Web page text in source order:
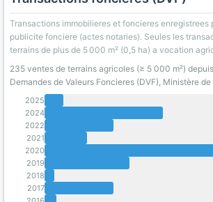
Transactions immobilieres et foncieres enregistrees
publicite fonciere (actes notaries). Seules les
terrains de plus de 5 000 m² (0,5 ha) a vocation
235 ventes de terrains agricoles (≥ 5 000 m²)
Demandes de Valeurs Foncieres (DVF), Ministère
2025
2024
2022
2021
2020
2019
2018
2017